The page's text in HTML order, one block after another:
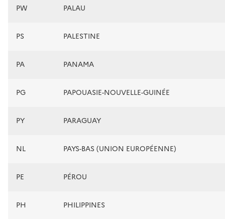
PW PALAU
PS PALESTINE
PA PANAMA
PG PAPOUASIE-NOUVELLE-GUINÉE
PY PARAGUAY
NL PAYS-BAS (UNION EUROPÉENNE)
PE PÉROU
PH PHILIPPINES